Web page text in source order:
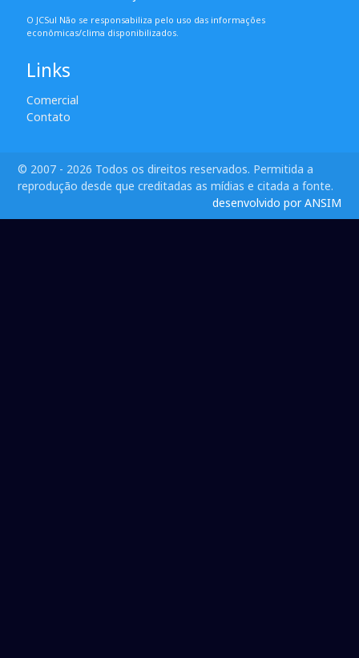
O JCSul Não se responsabiliza pelo uso das informações
econômicas/clima disponibilizados.
Links
Comercial
Contato
© 2007 - 2026 Todos os direitos reservados. Permitida a
reprodução desde que creditadas as mídias e citada a fonte.
desenvolvido por ANSIM